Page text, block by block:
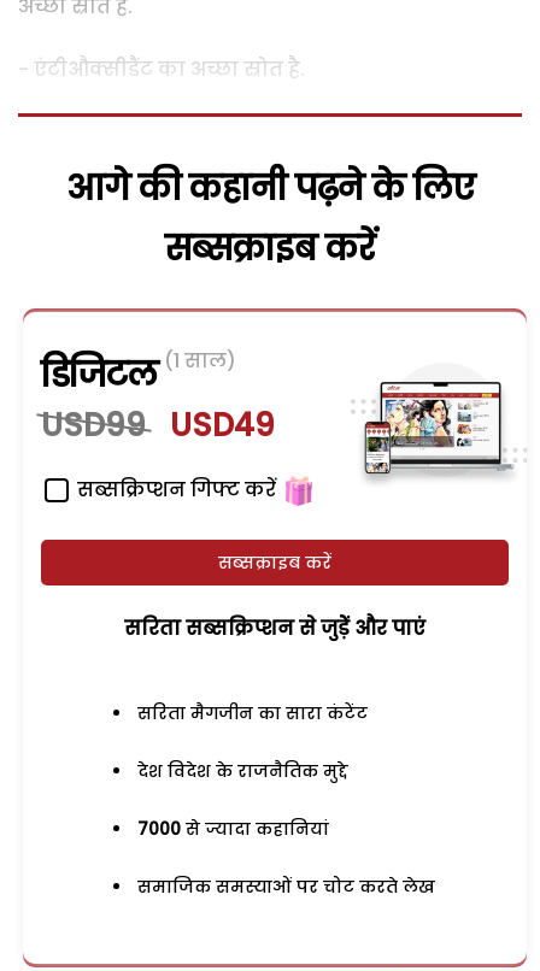
अच्छा स्रोत है.
- एंटीऔक्सीडैंट का अच्छा स्रोत है.
आगे की कहानी पढ़ने के लिए
सब्सक्राइब करें
डिजिटल (1 साल)
USD99 USD49
सब्सक्रिप्शन गिफ्ट करें
सब्सक्राइब करें
सरिता सब्सक्रिप्शन से जुड़ेें और पाएं
सरिता मैगजीन का सारा कंटेंट
देश विदेश के राजनैतिक मुद्दे
7000 से ज्यादा कहानियां
समाजिक समस्याओं पर चोट करते लेख